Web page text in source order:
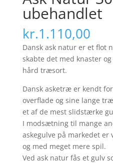
ubehandlet
kr.1.110,00
Dansk ask natur er et flot
skabte det med knaster
hård træsort.
Dansk asketræ er kendt
overflade og sine lange
et af de mest slidstærke
I modsætning til mange
askegulve på markedet er
og med meget mere spil.
Ved ask natur fås et gulv